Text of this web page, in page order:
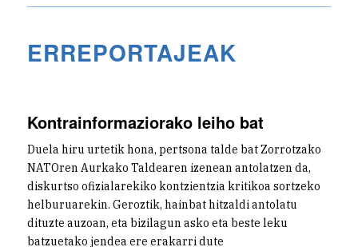
ERREPORTAJEAK
Kontrainformaziorako leiho bat
Duela hiru urtetik hona, pertsona talde bat Zorrotzako
NATOren Aurkako Taldearen izenean antolatzen da,
diskurtso ofizialarekiko kontzientzia kritikoa sortzeko
helburuarekin. Geroztik, hainbat hitzaldi antolatu
dituzte auzoan, eta bizilagun asko eta beste leku
batzuetako jendea ere erakarri dute